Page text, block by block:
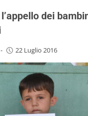
dei
- 22 Luglio 2016